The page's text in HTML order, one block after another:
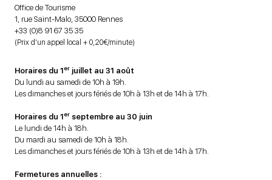
Office de Tourisme
1, rue Saint-Malo, 35000 Rennes
+33 (0)8 91 67 35 35
(Prix d’un appel local + 0,20€/minute)
Horaires du 1er juillet au 31 août
Du lundi au samedi de 10h à 19h.
Les dimanches et jours fériés de 10h à 13h et de 14h à 17h.
Horaires du 1er septembre au 30 juin
Le lundi de 14h à 18h.
Du mardi au samedi de 10h à 18h.
Les dimanches et jours fériés de 10h à 13h et de 14h à 17h.
Fermetures annuelles :